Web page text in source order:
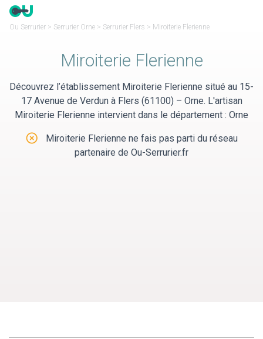
Panneau de gestion des cookies
Ou Serrurier > Serrurier Orne > Serrurier Flers > Miroiterie Flerienne
Miroiterie Flerienne
Découvrez l’établissement Miroiterie Flerienne situé au 15-
17 Avenue de Verdun à Flers (61100) – Orne. L'artisan
Miroiterie Flerienne intervient dans le département : Orne
Miroiterie Flerienne ne fais pas parti du réseau
partenaire de Ou-Serrurier.fr